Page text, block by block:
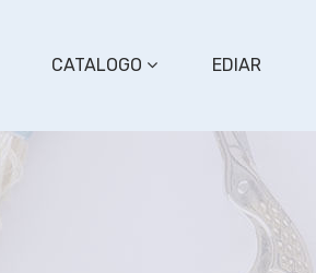
CATALOGO EDIAR